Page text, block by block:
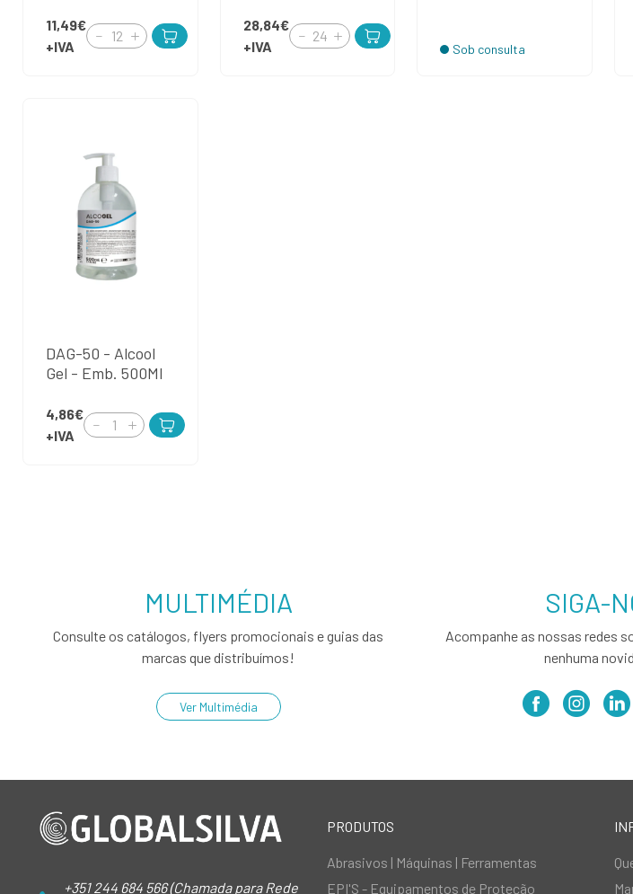
11,49€
+IVA
28,84€
+IVA
Sob consulta
DAG-50 - Alcool
Gel - Emb. 500Ml
4,86€
+IVA
MULTIMÉDIA
Consulte os catálogos, flyers promocionais e guias das
marcas que distribuímos!
Ver Multimédia
SIGA-
Acompanhe as nossas redes
nenhuma
+351 244 684 566 (Chamada para Rede
PRODUTOS
Abrasivos | Máquinas | Ferramentas
EPI'S - Equipamentos de Proteção